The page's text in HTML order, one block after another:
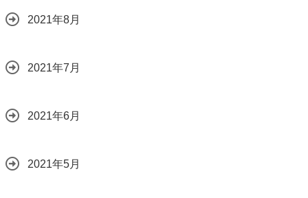
2021年8月
2021年7月
2021年6月
2021年5月